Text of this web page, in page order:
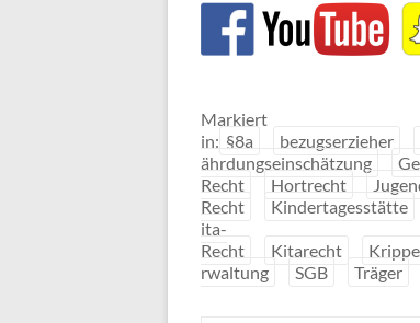
Markiert
in: §8a bezugserzieher
ährdungseinschätzung
Recht
Hortrecht
Recht
Kindertagesstätte
ita-
Recht
Kitarecht Krippe
rwaltung
SGB Träger